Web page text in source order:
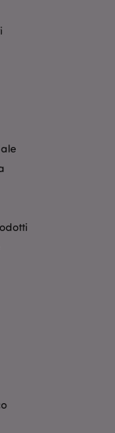
le
alla
Il sito
CookieScript